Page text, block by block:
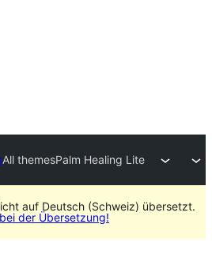
All themesPalm Healing Lite
auf Deutsch (Schweiz) übersetzt.
der Übersetzung!